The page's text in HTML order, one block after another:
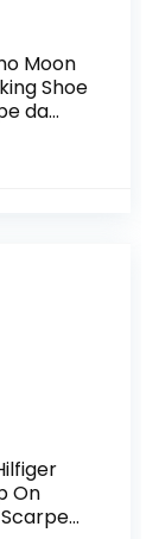
Moon
Shoe
da
On